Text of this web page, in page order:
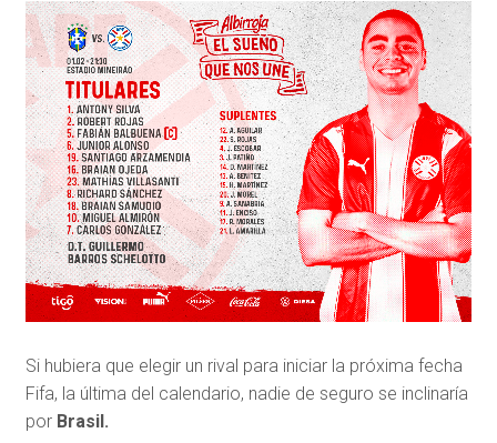
Si hubiera que elegir un rival para iniciar la próxima fecha
Fifa, la última del calendario, nadie de seguro se inclinaría
por Brasil.